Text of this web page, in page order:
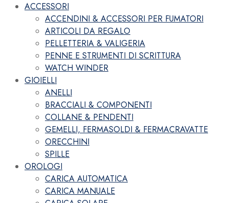
ACCESSORI
ACCENDINI & ACCESSORI PER FUMATORI
ARTICOLI DA REGALO
PELLETTERIA & VALIGERIA
PENNE E STRUMENTI DI SCRITTURA
WATCH WINDER
GIOIELLI
ANELLI
BRACCIALI & COMPONENTI
COLLANE & PENDENTI
GEMELLI, FERMASOLDI & FERMACRAVATTE
ORECCHINI
SPILLE
OROLOGI
CARICA AUTOMATICA
CARICA MANUALE